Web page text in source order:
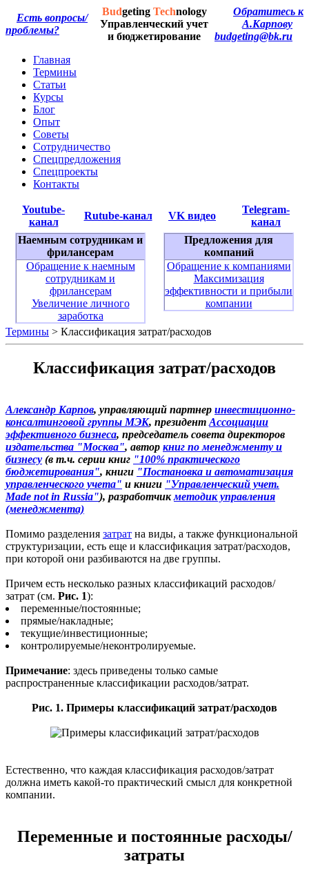
Есть вопросы/
проблемы?
Budgeting Technology
Управленческий учет
и бюджетирование
Обратитесь к
А.Карпову
budgeting@bk.ru
Главная
Термины
Статьи
Курсы
Блог
Опыт
Советы
Сотрудничество
Спецпредложения
Спецпроекты
Контакты
Youtube-
канал
Rutube-канал VK видео
Telegram-
канал
Наемным сотрудникам и
фрилансерам
Обращение к наемным
сотрудникам и
фрилансерам
Увеличение личного
заработка
Предложения для
компаний
Обращение к компаниями
Максимизация
эффективности и прибыли
компании
Термины > Классификация затрат/расходов
Классификация затрат/расходов
Александр Карпов, управляющий партнер инвестиционно-
консалтинговой группы МЭК, президент Ассоциации
эффективного бизнеса, председатель совета директоров
издательства "Москва", автор книг по менеджменту и
бизнесу (в т.ч. серии книг "100% практического
бюджетирования", книги "Постановка и автоматизация
управленческого учета" и книги "Управленческий учет.
Made not in Russia"), разработчикметодик управления
(менеджмента)
Помимо разделения затрат на виды, а также функциональной
структуризации, есть еще и классификация затрат/расходов,
при которой они разбиваются на две группы.
Причем есть несколько разных классификаций расходов/
затрат (см. Рис. 1):
переменные/постоянные;
прямые/накладные;
текущие/инвестиционные;
контролируемые/неконтролируемые.
Примечание: здесь приведены только самые
распространенные классификации расходов/затрат.
Рис. 1. Примеры классификаций затрат/расходов
Естественно, что каждая классификация расходов/затрат
должна иметь какой-то практический смысл для конкретной
компании.
Переменные и постоянные расходы/
затраты